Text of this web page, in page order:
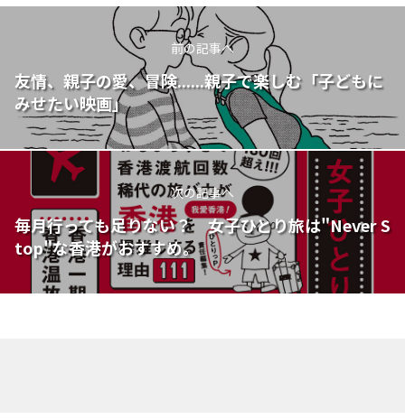
前の記事へ
友情、親子の愛、冒険......親子で楽しむ「子どもに
みせたい映画」
次の記事へ
毎月行っても足りない？ 女子ひとり旅は"Never S
top"な香港がおすすめ。